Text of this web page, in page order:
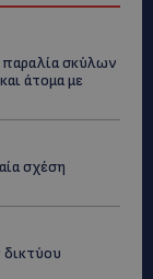
σκύλων
άτομα με
σχέση
δικτύου